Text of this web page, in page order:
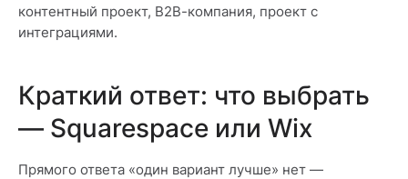
контентный проект, B2B-компания, проект с
интеграциями.
Краткий ответ: что выбрать
— Squarespace или Wix
Прямого ответа «один вариант лучше» нет —